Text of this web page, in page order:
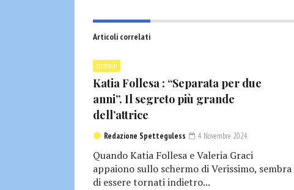
Articoli correlati
GOSSIP
Katia Follesa : “Separata per due
anni”. Il segreto più grande
dell’attrice
Redazione Spetteguless 4 Novembre 2024
Quando Katia Follesa e Valeria Graci
appaiono sullo schermo di Verissimo, sembra
di essere tornati indietro...